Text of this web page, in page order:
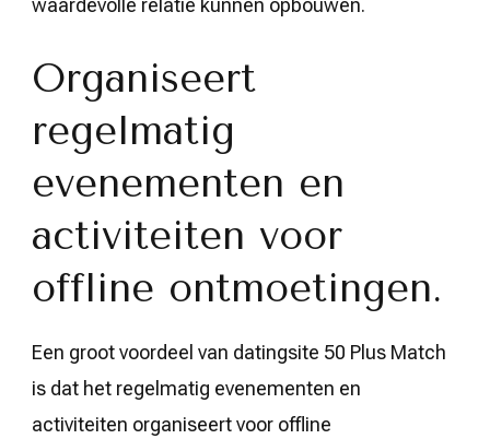
waardevolle relatie kunnen opbouwen.
Organiseert
regelmatig
evenementen en
activiteiten voor
offline ontmoetingen.
Een groot voordeel van datingsite 50 Plus Match
is dat het regelmatig evenementen en
activiteiten organiseert voor offline